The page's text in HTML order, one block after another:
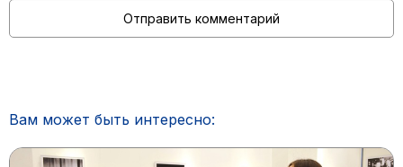
Вам может быть интересно: